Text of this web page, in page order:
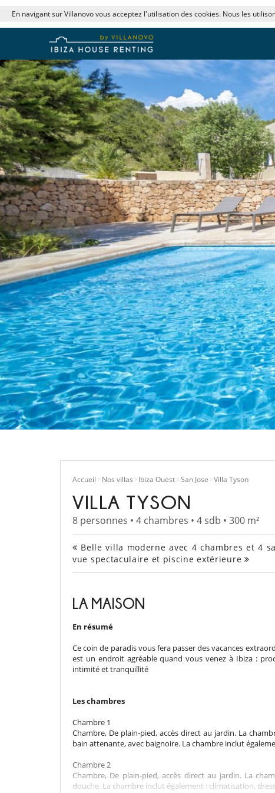
En navigant sur Villanovo vous acceptez l'utilisation des cookies. Nous les
Accueil Nos villas Ibiza Ouest San Jose Villa Tyson
VILLA TYSON
8 personnes • 4 chambres • 4 sdb • 300 m²
Belle villa moderne avec 4 chambres et 4
vue spectaculaire et piscine extérieure
LA MAISON
En résumé
Ce coin de paradis vous fera passer des vacances
est un endroit agréable quand vous venez à Ibiza :
intimité et tranquillité
Les chambres
Chambre 1
Chambre, De plain-pied, accès direct au jardin. La
bain attenante, avec baignoire. La chambre inclut
Chambre 2
Chambre, De plain-pied, accès direct au jardin. La
douche. La chambre inclut également : climatisation,